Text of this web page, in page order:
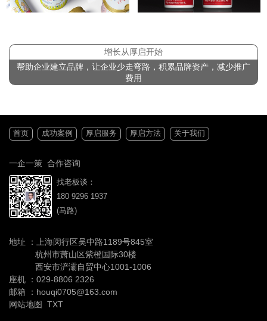
增长从厚启开始
帮助企业建立品牌，让企业少走弯路，积累品牌资产，减少推广
费用
首页 成功案例 厚启服务 厚启方法 关于我们
一企一策 合作咨询
找老板谈：
180 9296 1937
(马路)
地址 ：上海闵行区吴中路1189号845室
杭州市萧山区紫橙国际30楼
西安市浐灞自贸中心1001-1006
座机 ： 029-8806 2326
邮箱 ：houqi0705@163.com
网站地图
TXT